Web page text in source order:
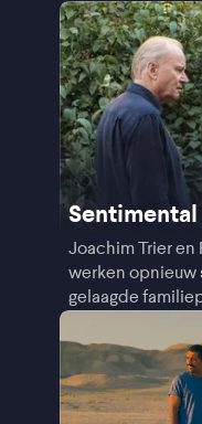
Sentimental
Joachim Trier en
werken opnieuw
gelaagde